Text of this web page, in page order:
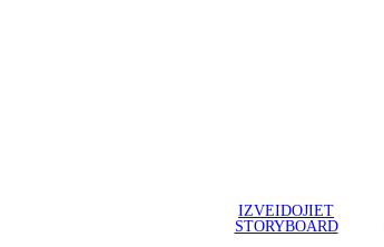
IZVEIDOJIET
STORYBOARD